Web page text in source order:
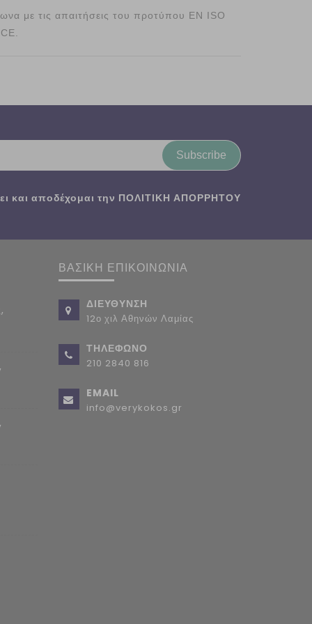
με τις απαιτήσεις του προτύπου EN ISO
Subscribe
και αποδέχομαι την ΠΟΛΙΤΙΚΗ ΑΠΟΡΡΗΤΟΥ
ΒΑΣΙΚΗ ΕΠΙΚΟΙΝΩΝΙΑ
ΔΙΕΥΘΥΝΣΗ
12ο χιλ Αθηνών Λαμίας
ΤΗΛΕΦΩΝΟ
210 2840 816
EMAIL
info@verykokos.gr